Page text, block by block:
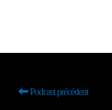
Podcast précédent